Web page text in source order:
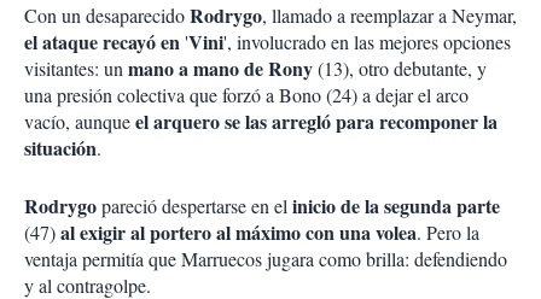
Con un desaparecidoRodrygo, llamado a reemplazar a Neymar,
el ataque recayó en'Vini', involucrado en las mejores opciones
visitantes: unmano a mano de Rony(13), otro debutante, y
una presión colectiva que forzó a Bono (24) a dejar el arco
vacío, aunqueel arquero se las arregló para recomponer la
situación.
Rodrygopareció despertarse en elinicio de la segunda parte
(47)al exigir al portero al máximo con una volea. Pero la
ventaja permitía que Marruecos jugara como brilla: defendiendo
y al contragolpe.